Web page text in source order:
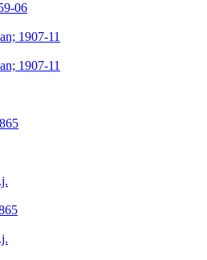
06
1907-11
1907-11